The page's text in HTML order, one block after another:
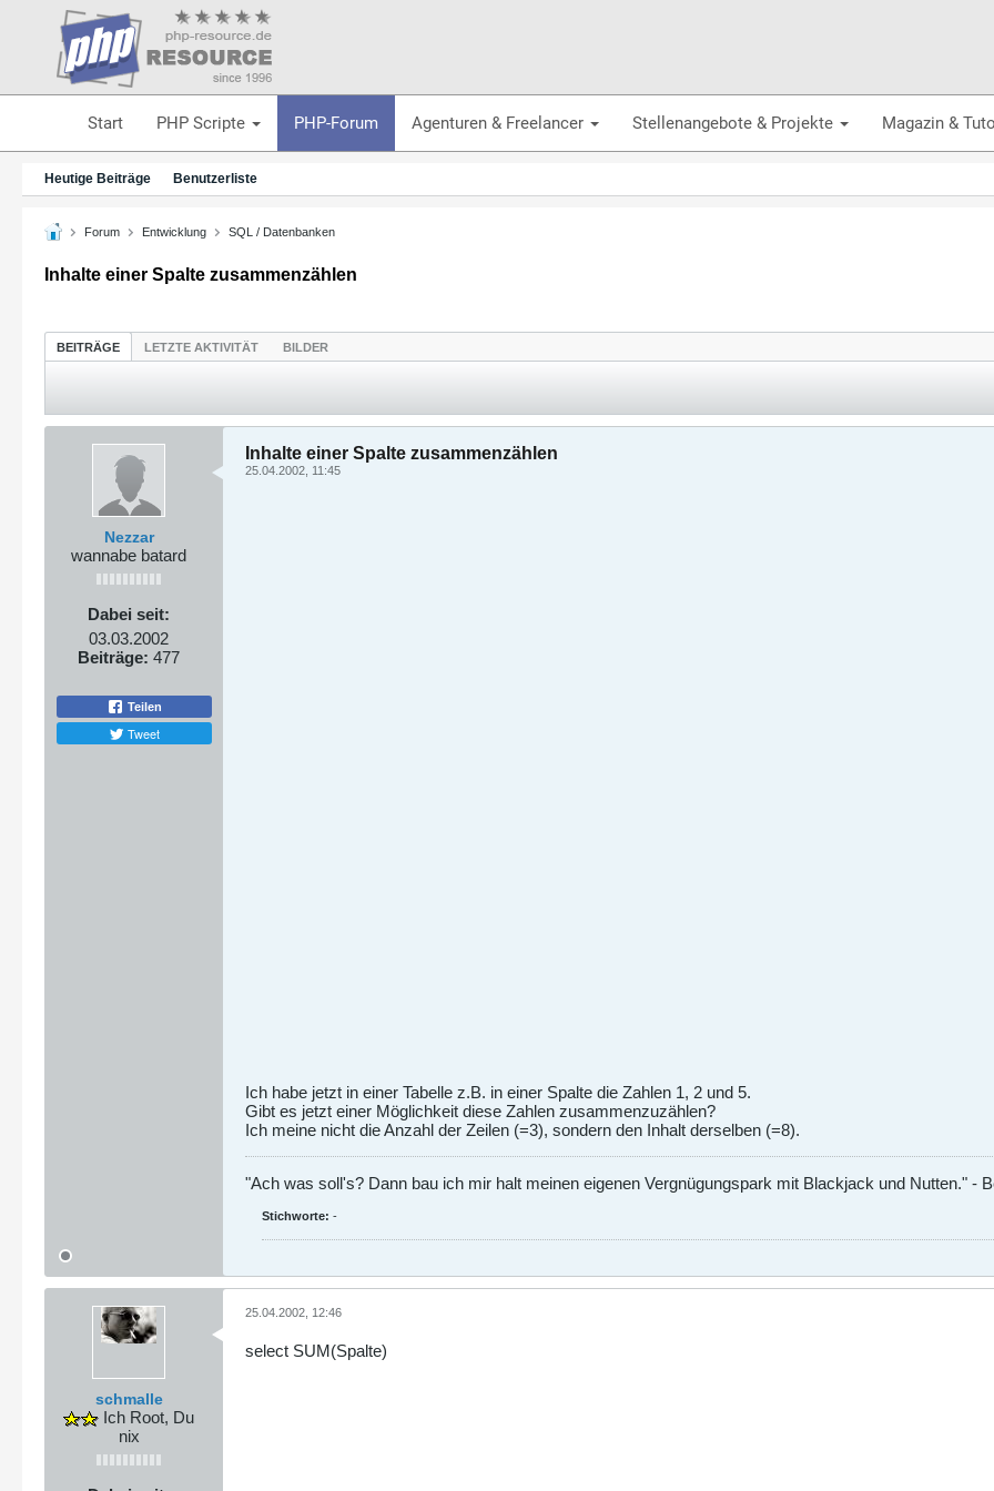
Start PHP Scripte PHP-Forum Agenturen & Freelancer Stellenangebote & Projekte Magazin &
Heutige Beiträge Benutzerliste
Forum Entwicklung SQL / Datenbanken
Inhalte einer Spalte zusammenzählen
BEITRÄGE LETZTE AKTIVITÄT BILDER
Nezzar
wannabe batard
Dabei seit:
03.03.2002
Beiträge: 477
Teilen
Tweet
Inhalte einer Spalte zusammenzählen
25.04.2002, 11:45
Ich habe jetzt in einer Tabelle z.B. in einer Spalte die Zahlen 1, 2 und 5.
Gibt es jetzt einer Möglichkeit diese Zahlen zusammenzuzählen?
Ich meine nicht die Anzahl der Zeilen (=3), sondern den Inhalt derselben (=8).
"Ach was soll's? Dann bau ich mir halt meinen eigenen Vergnügungspark mit Blackjack und Nutten." -
Stichworte: -
schmalle
Ich Root, Du
nix
25.04.2002, 12:46
select SUM(Spalte)